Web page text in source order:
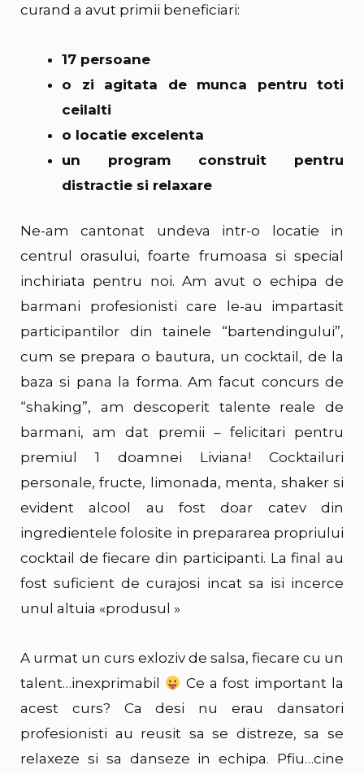
curand a avut primii beneficiari:
17 persoane
o zi agitata de munca pentru toti
ceilalti
o locatie excelenta
un program construit pentru
distractie si relaxare
Ne-am cantonat undeva intr-o locatie in
centrul orasului, foarte frumoasa si special
inchiriata pentru noi. Am avut o echipa de
barmani profesionisti care le-au impartasit
participantilor din tainele “bartendingului”,
cum se prepara o bautura, un cocktail, de la
baza si pana la forma. Am facut concurs de
“shaking”, am descoperit talente reale de
barmani, am dat premii – felicitari pentru
premiul 1 doamnei Liviana! Cocktailuri
personale, fructe, limonada, menta, shaker si
evident alcool au fost doar catev din
ingredientele folosite in prepararea propriului
cocktail de fiecare din participanti. La final au
fost suficient de curajosi incat sa isi incerce
unul altuia «produsul »
A urmat un curs exloziv de salsa, fiecare cu un
talent…inexprimabil
Ce a fost important la
acest curs? Ca desi nu erau dansatori
profesionisti au reusit sa se distreze, sa se
relaxeze si sa danseze in echipa. Pfiu…cine